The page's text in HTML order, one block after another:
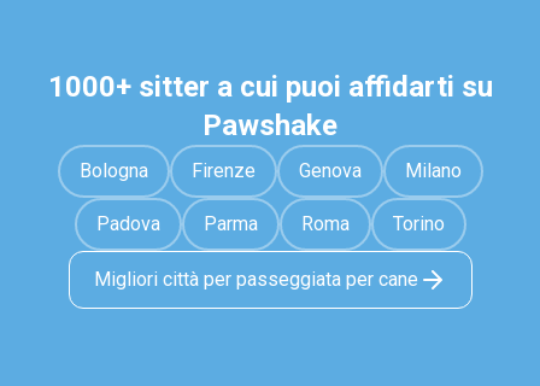
1000+ sitter a cui puoi affidarti su
Pawshake
Bologna Firenze Genova Milano
Padova Parma Roma Torino
Migliori città per passeggiata per cane